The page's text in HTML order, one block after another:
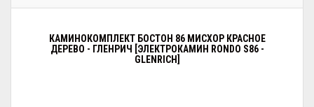
КАМИНОКОМПЛЕКТ БОСТОН 86 МИСХОР КРАСНОЕ
ДЕРЕВО - ГЛЕНРИЧ [ЭЛЕКТРОКАМИН RONDO S86 -
GLENRICH]